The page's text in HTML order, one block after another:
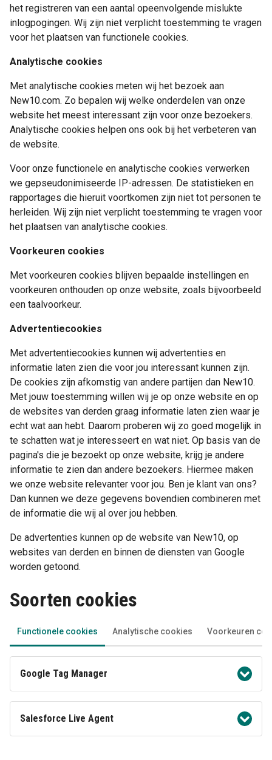
het registreren van een aantal opeenvolgende mislukte
inlogpogingen. Wij zijn niet verplicht toestemming te vragen
voor het plaatsen van functionele cookies.
Analytische cookies
Met analytische cookies meten wij het bezoek aan
New10.com. Zo bepalen wij welke onderdelen van onze
website het meest interessant zijn voor onze bezoekers.
Analytische cookies helpen ons ook bij het verbeteren van
de website.
Voor onze functionele en analytische cookies verwerken
we gepseudonimiseerde IP-adressen. De statistieken en
rapportages die hieruit voortkomen zijn niet tot personen te
herleiden. Wij zijn niet verplicht toestemming te vragen voor
het plaatsen van analytische cookies.
Voorkeuren cookies
Met voorkeuren cookies blijven bepaalde instellingen en
voorkeuren onthouden op onze website, zoals bijvoorbeeld
een taalvoorkeur.
Advertentiecookies
Met advertentiecookies kunnen wij advertenties en
informatie laten zien die voor jou interessant kunnen zijn.
De cookies zijn afkomstig van andere partijen dan New10.
Met jouw toestemming willen wij je op onze website en op
de websites van derden graag informatie laten zien waar je
echt wat aan hebt. Daarom proberen wij zo goed mogelijk in
te schatten wat je interesseert en wat niet. Op basis van de
pagina's die je bezoekt op onze website, krijg je andere
informatie te zien dan andere bezoekers. Hiermee maken
we onze website relevanter voor jou. Ben je klant van ons?
Dan kunnen we deze gegevens bovendien combineren met
de informatie die wij al over jou hebben.
De advertenties kunnen op de website van New10, op
websites van derden en binnen de diensten van Google
worden getoond.
Soorten cookies
Functionele cookies Analytische cookies Voorkeuren
Google Tag Manager
alle hieronder genoemde cookies (ook wel tags
genoemd) in 1 systeem. We gebruiken het om
Salesforce Live Agent